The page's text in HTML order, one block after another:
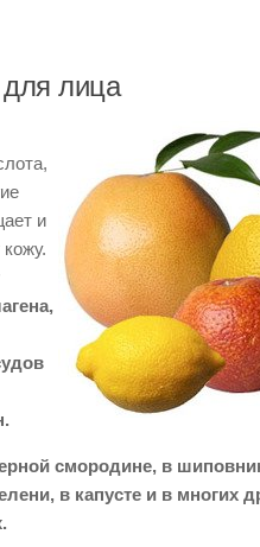
лица
и
смородине, в
в капусте и в многих